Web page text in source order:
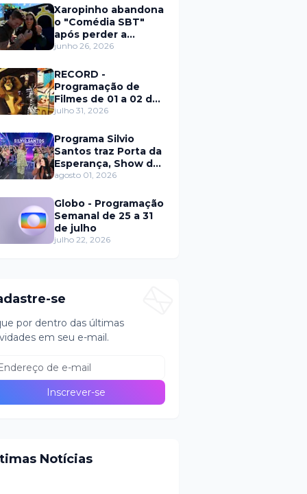
trás de fraude
internacional
Xaropinho abandona
o "Comédia SBT"
após perder a
paciência com Sarro
junho 26, 2026
RECORD -
Programação de
Filmes de 01 a 02 de
agosto
julho 31, 2026
Programa Silvio
Santos traz Porta da
Esperança, Show de
Calouros e Qual é a
domingo (2)
agosto 01, 2026
Globo - Programação
Semanal de 25 a 31
de julho
julho 22, 2026
se
por dentro das últimas
em seu e-mail.
Notícias